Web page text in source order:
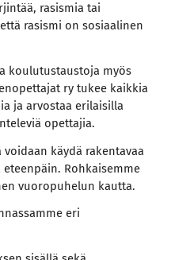
rasismia tai
rasismi on sosiaalinen
myös
ry tukee kaikkia
ja arvostaa erilaisilla
opettajia.
käydä rakentavaa
Rohkaisemme
vuoropuhelun kautta.
eri